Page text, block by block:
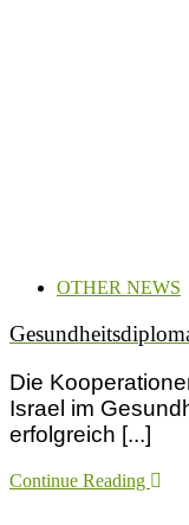
OTHER NEWS
Die
Israel im
erfolgreich [...]
Continue Reading